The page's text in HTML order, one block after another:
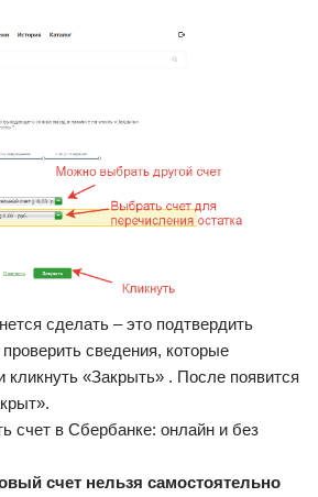
сделать – это подтвердить
сведения, которые
кликнуть «Закрыть» . После появится
счет нельзя самостоятельно